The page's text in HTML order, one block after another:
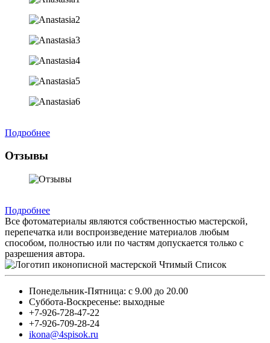
Подробнее
Отзывы
Подробнее
Все фотоматериалы являются собственностью мастерской,
перепечатка или воспроизведение материалов любым
способом, полностью или по частям допускается только с
разрешения автора.
Понедельник-Пятница: с 9.00 до 20.00
Суббота-Воскресенье: выходные
+7-926-728-47-22
+7-926-709-28-24
ikona@4spisok.ru